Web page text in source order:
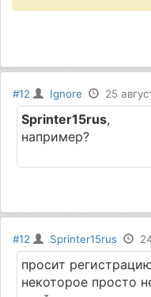
#12 Ignore 25
Sprinter15rus,
например?
#12 Sprinter15rus
просит
некоторое просто